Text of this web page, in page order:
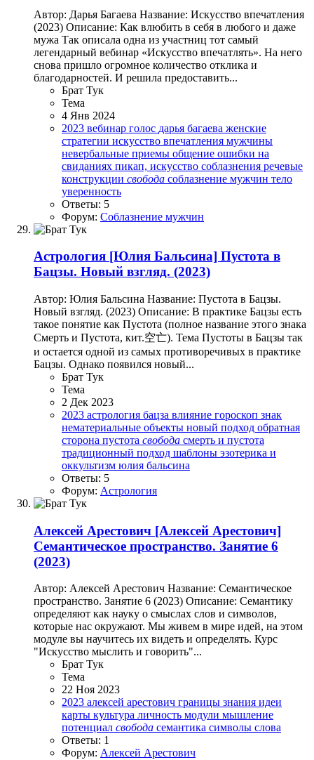
Автор: Дарья Багаева Название: Искусство впечатления
(2023) Описание: Как влюбить в себя в любого и даже
мужа Так описала одна из участниц тот самый
легендарный вебинар «Искусство впечатлять». На него
снова пришло огромное количество отклика и
благодарностей. И решила предоставить...
Брат Тук
Тема
4 Янв 2024
2023 вебинар голос дарья багаева женские
стратегии искусство впечатления мужчины
невербальные приемы общение ошибки на
свиданиях пикап, искусство соблазнения речевые
конструкции свобода соблазнение мужчин тело
уверенность
Ответы: 5
Форум: Соблазнение мужчин
Астрология [Юлия Бальсина] Пустота в
Бацзы. Новый взгляд. (2023)
Автор: Юлия Бальсина Название: Пустота в Бацзы.
Новый взгляд. (2023) Описание: В практике Бацзы есть
такое понятие как Пустота (полное название этого знака
Смерть и Пустота, кит.空亡). Тема Пустоты в Бацзы так
и остается одной из самых противоречивых в практике
Бацзы. Однако появился новый...
Брат Тук
Тема
2 Дек 2023
2023 астрология бацза влияние гороскоп знак
нематериальные объекты новый подход обратная
сторона пустота свобода смерть и пустота
традиционный подход шаблоны эзотерика и
оккультизм юлия бальсина
Ответы: 5
Форум: Астрология
Алексей Арестович [Алексей Арестович]
Семантическое пространство. Занятие 6
(2023)
Автор: Алексей Арестович Название: Семантическое
пространство. Занятие 6 (2023) Описание: Семантику
определяют как науку о смыслах слов и символов,
которые нас окружают. Мы живем в мире идей, на этом
модуле вы научитесь их видеть и определять. Курс
"Искусство мыслить и говорить"...
Брат Тук
Тема
22 Ноя 2023
2023 алексей арестович границы знания идеи
карты культура личность модули мышление
потенциал свобода семантика символы слова
Ответы: 1
Форум: Алексей Арестович